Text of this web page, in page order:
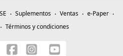
Suplementos Ventas
e-Paper
Términos y condiciones